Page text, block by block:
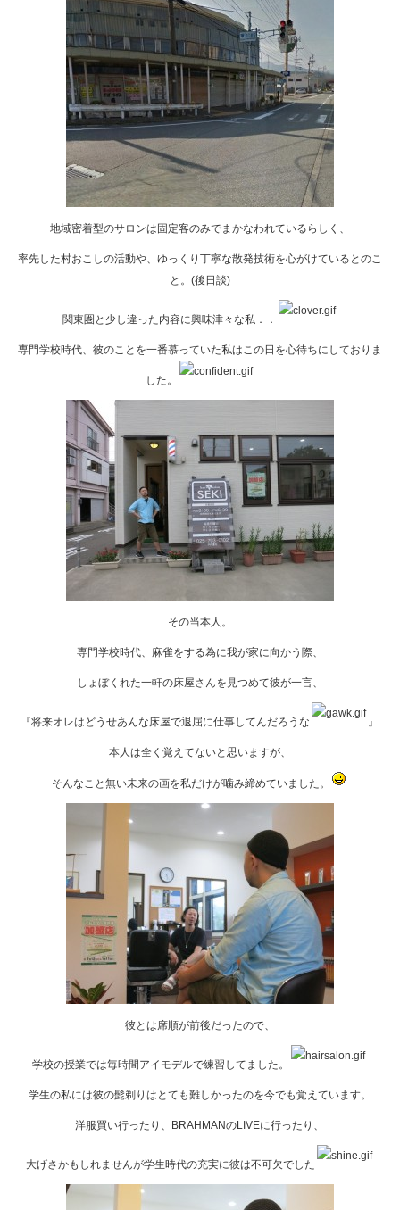
地域密着型のサロンは固定客のみでまかなわれているらしく、
率先した村おこしの活動や、ゆっくり丁寧な散発技術を心がけているとのこ
と。(後日談)
関東圏と少し違った内容に興味津々な私．．
専門学校時代、彼のことを一番慕っていた私はこの日を心待ちにしておりま
した。
その当本人。
専門学校時代、麻雀をする為に我が家に向かう際、
しょぼくれた一軒の床屋さんを見つめて彼が一言、
『将来オレはどうせあんな床屋で退屈に仕事してんだろうな 』
本人は全く覚えてないと思いますが、
そんなこと無い未来の画を私だけが噛み締めていました。
彼とは席順が前後だったので、
学校の授業では毎時間アイモデルで練習してました。
学生の私には彼の髭剃りはとても難しかったのを今でも覚えています。
洋服買い行ったり、BRAHMANのLIVEに行ったり、
大げさかもしれませんが学生時代の充実に彼は不可欠でした